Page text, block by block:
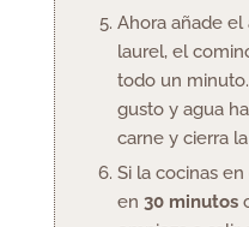
Ahora añade
laurel, el
todo un
gusto y agua
carne y cierra
Si la cocinas en
en 30 minutos